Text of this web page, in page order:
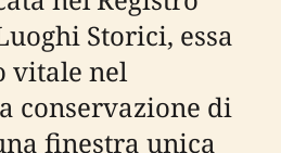
Storici, essa
vitale nel
conservazione di
finestra unica